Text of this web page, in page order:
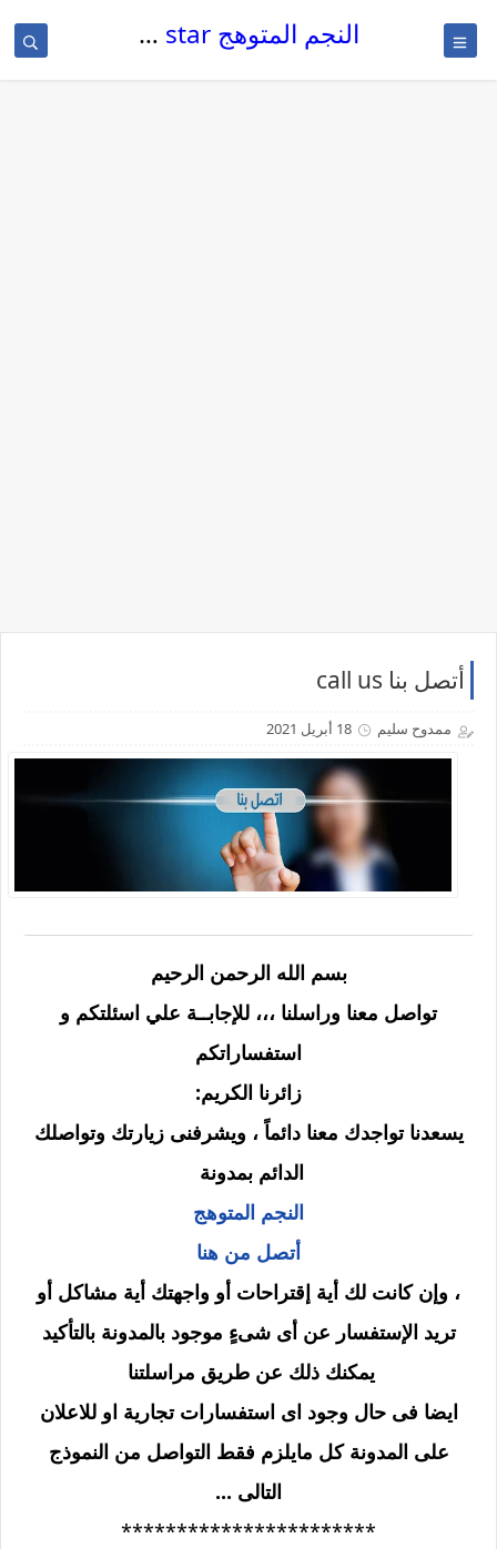
النجم المتوهج The glowing star
أتصل بنا call us
ممدوح سليم 18 أبريل 2021
بسم الله الرحمن الرحيم
تواصل معنا وراسلنا ،،، للإجابــة علي اسئلتكم و
استفساراتكم
زائرنا الكريم:
يسعدنا تواجدك معنا دائماً ، ويشرفنى زيارتك وتواصلك
الدائم بمدونة
النجم المتوهج
أتصل من هنا
، وإن كانت لك أية إقتراحات أو واجهتك أية مشاكل أو
تريد الإستفسار عن أى شىءٍ موجود بالمدونة بالتأكيد
يمكنك ذلك عن طريق مراسلتنا
ايضا فى حال وجود اى استفسارات تجارية او للاعلان
على المدونة كل مايلزم فقط التواصل من النموذج
التالى ...
***********************